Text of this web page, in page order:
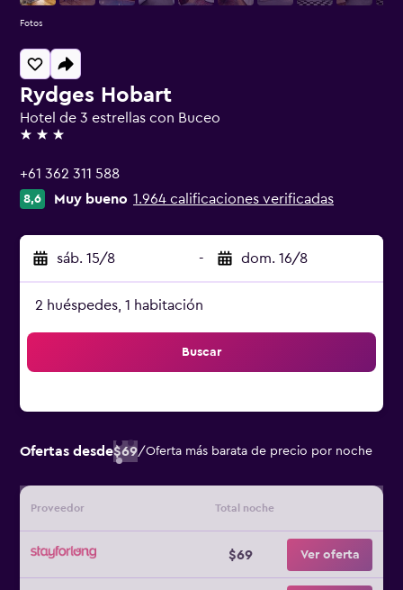
Rydges Hobart
Hotel de 3 estrellas con Buceo
3 estrellas
+61 362 311 588
8,6 Muy bueno 1.964 calificaciones verificadas
sáb. 15/8 - dom. 16/8
2 huéspedes, 1 habitación
Buscar
Ofertas desde$69/Oferta más barata de precio por noche
Proveedor Total noche
$69 Ver oferta
Fotos